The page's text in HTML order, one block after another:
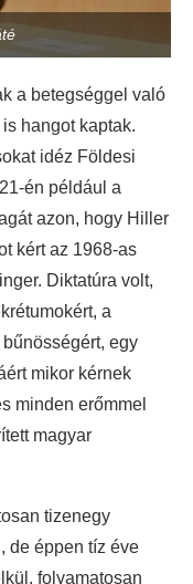
a betegséggel való
hangot kaptak.
idéz Földesi
én például a
azon, hogy Hiller
kért az 1968-as
Diktatúra volt,
a
egy
mikor kérnek
minden erőmmel
magyar
tizenegy
de éppen tíz éve
folyamatosan